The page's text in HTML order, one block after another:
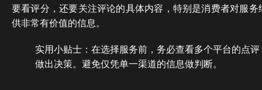
要看评分，还要关注评论的具体内容，特别是消费者对服
供非常有价值的信息。
实用小贴士：在选择服务前，务必查看多个平台的点
做出决策。避免仅凭单一渠道的信息做判断。